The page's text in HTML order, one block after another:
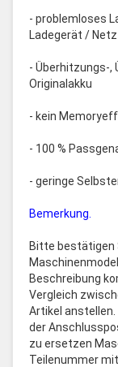
- problemloses
Ladegerät /
- Überhitzungs-,
Originalakku
- kein
- 100 %
- geringe
Bemerkung.
Bitte bestätigen
Beschreibung
Vergleich
Artikel
der
zu ersetzen
Teilenummer